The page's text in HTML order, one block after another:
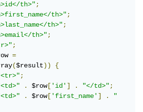
th>";
th>";
th>";
th>";
;
=
($result))
{
;
. $row['id'] . "</td>";
. $row['first_name'] .
"